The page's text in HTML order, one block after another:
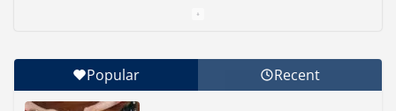
Con jornada informativa, Profepa y Humane World
for Animals buscan inhibir tráfico de aves
Popular Recent